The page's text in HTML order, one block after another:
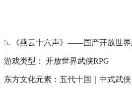
5. 《燕云十六声》——国产开放世
游戏类型： 开放世界武侠RPG
东方文化元素：五代十国｜中式武